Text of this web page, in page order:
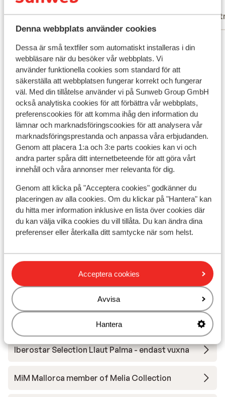
Denna webbplats använder cookies
Dessa är små textfiler som automatiskt installeras i din
webbläsare när du besöker vår webbplats. Vi
använder funktionella cookies som standard för att
säkerställa att webbplatsen fungerar korrekt och fungerar
väl. Med din tillåtelse använder vi på Sunweb Group GmbH
också analytiska cookies för att förbättra vår webbplats,
preferenscookies för att komma ihåg den information du
lämnar och marknadsföringscookies för att analysera vår
marknadsföringsprestanda och anpassa våra erbjudanden.
Genom att placera 1:a och 3:e parts cookies kan vi och
andra parter spåra ditt internetbeteende för att göra vårt
innehåll och våra annonser mer relevanta för dig.
Genom att klicka på "Acceptera cookies" godkänner du
placeringen av alla cookies. Om du klickar på "Hantera" kan
du hitta mer information inklusive en lista över cookies där
du kan välja vilka cookies du vill tillåta. Du kan ändra dina
preferenser eller återkalla ditt samtycke när som helst.
Acceptera cookies
Avvisa
Hantera
Madeleine
Vänner
Andra boenden i Mallorca
Ikos Porto Petro
Eques Petit Resort Hotel
Zafiro Palace Andratx & SPA Hotel
Bordoy Alcudia Port Suites - endast vuxna
Iberostar Selection Playa de Muro Village
Melia Cala d'Or Boutique Hotel
Iberostar Selection Albufera Park
Iberostar Waves Bahia de Palma
Iberostar Selection Llaut Palma - endast vuxna
MiM Mallorca member of Melia Collection